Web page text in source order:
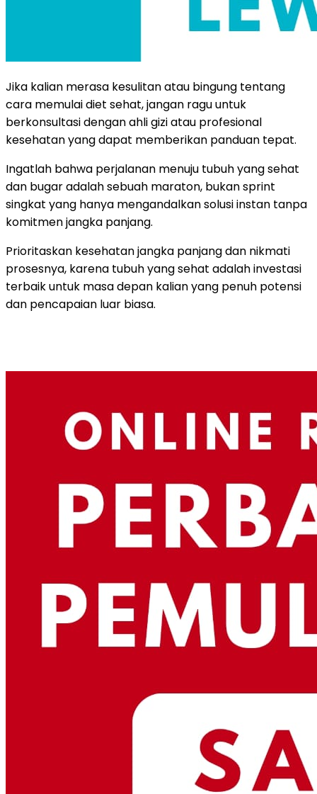
Jika kalian merasa kesulitan atau bingung tentang
cara memulai diet sehat, jangan ragu untuk
berkonsultasi dengan ahli gizi atau profesional
kesehatan yang dapat memberikan panduan tepat.
Ingatlah bahwa perjalanan menuju tubuh yang sehat
dan bugar adalah sebuah maraton, bukan sprint
singkat yang hanya mengandalkan solusi instan tanpa
komitmen jangka panjang.
Prioritaskan kesehatan jangka panjang dan nikmati
prosesnya, karena tubuh yang sehat adalah investasi
terbaik untuk masa depan kalian yang penuh potensi
dan pencapaian luar biasa.